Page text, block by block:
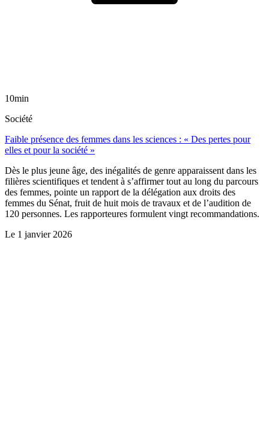
10min
Société
Faible présence des femmes dans les sciences : « Des pertes pour
elles et pour la société »
Dès le plus jeune âge, des inégalités de genre apparaissent dans les
filières scientifiques et tendent à s’affirmer tout au long du parcours
des femmes, pointe un rapport de la délégation aux droits des
femmes du Sénat, fruit de huit mois de travaux et de l’audition de
120 personnes. Les rapporteures formulent vingt recommandations.
Le 1 janvier 2026